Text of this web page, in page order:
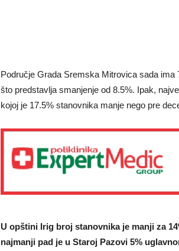
Područje Grada Sremska Mitrovica sada ima
što predstavlja smanjenje od 8.5%. Ipak,
kojoj je 17.5% stanovnika manje nego pre
U opštini Irig broj stanovnika je manji za
najmanji pad je u Staroj Pazovi 5%